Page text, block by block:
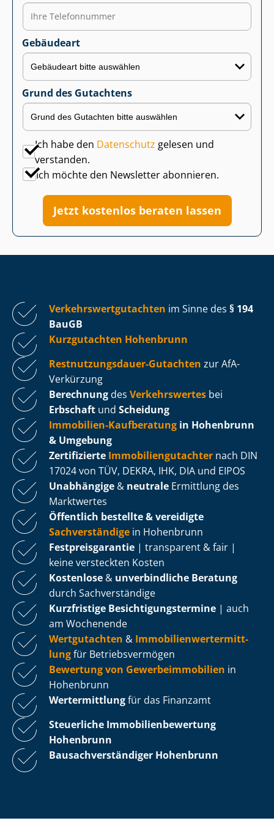
Gebäudeart
Grund des Gutachtens
Ich habe den Datenschutz gelesen und
verstanden.
Ich möchte den Newsletter abonnieren.
Jetzt kostenlos beraten lassen
Ver­kehrs­wert­gut­ach­ten im Sinne des § 194
BauGB
Kurzgutachten Hohenbrunn
Rest­nut­zungs­dau­er-Gutachten zur AfA-
Verkürzung
Berechnung des Verkehrswertes bei
Erbschaft und Scheidung
Immobilien-Kaufberatung in Hohenbrunn
& Umgebung
Zertifizierte Im­mo­bi­li­en­gut­ach­ter nach DIN
17024 von TÜV, DEKRA, IHK, DIA und EIPOS
Unabhängige & neutrale Ermittlung des
Marktwertes
Öffentlich bestellte & vereidigte
Sachverständige in Hohenbrunn
Fest­preis­ga­ran­tie | transparent & fair |
keine versteckten Kosten
Kostenlose & unverbindliche Beratung
durch Sachverständige
Kurzfristige Be­sich­ti­gungs­ter­mi­ne | auch
am Wochenende
Wertgutachten & Im­mo­bi­li­en­wert­ermitt­
lungfür Be­triebs­ver­mö­gen
Bewertung von Ge­wer­be­im­mo­bi­li­en in
Hohenbrunn
Wertermittlungfür das Finanzamt
Steuerliche Im­mo­bi­li­en­be­wer­tung
Hohenbrunn
Bau­sach­ver­stän­di­ger Hohenbrunn